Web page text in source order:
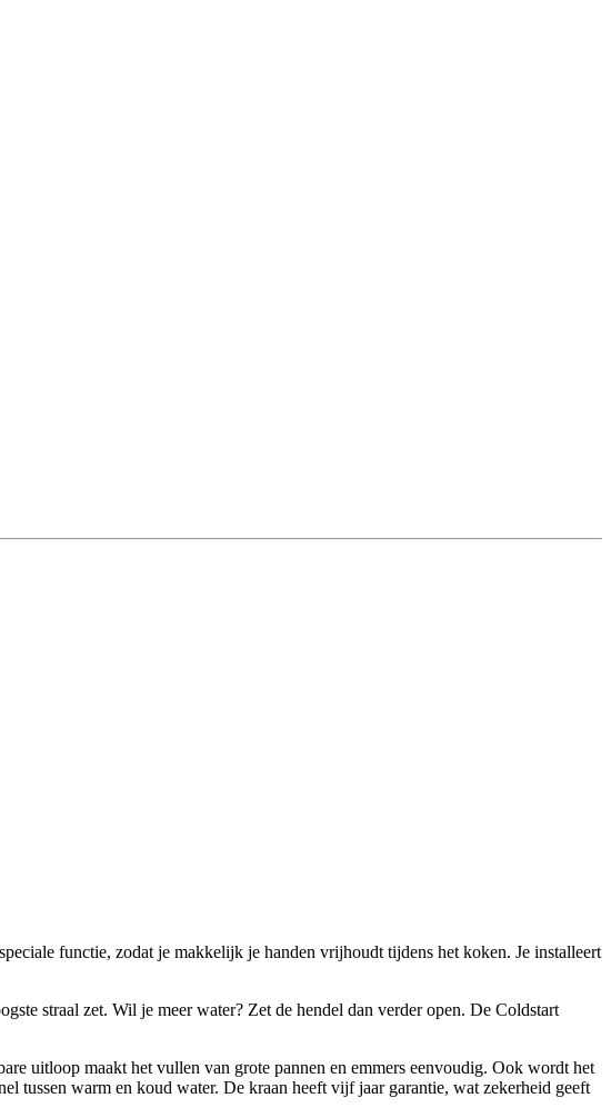
functie, zodat je makkelijk je handen vrijhoudt tijdens het koken. Je installeert
straal zet. Wil je meer water? Zet de hendel dan verder open. De Coldstart
uitloop maakt het vullen van grote pannen en emmers eenvoudig. Ook wordt het
tussen warm en koud water. De kraan heeft vijf jaar garantie, wat zekerheid geeft